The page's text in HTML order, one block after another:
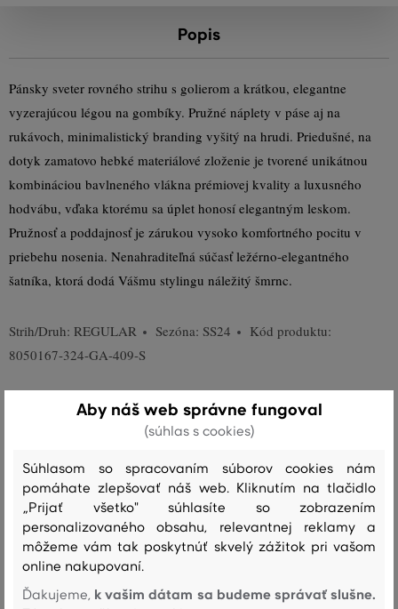
Popis
Pánsky sveter rovného strihu s golierom a krátkou, elegantne
vyzerajúcou légou na gombíky. Pružné náplety v páse aj na
rukávoch, minimalistický branding vyšitý na hrudi. Priedušné, na
dotyk zamatovo hebké materiálové zloženie je tvorené unikátnou
kombináciou bavlneného vlákna prémiovej kvality a luxusného
hodvábu, vďaka ktorému sa úplet honosí elegantným leskom.
Pružnosť a poddajnosť je zárukou vysoko komfortného pocitu v
priebehu nosenia. Nenahraditeľná súčasť ležérno-elegantného
šatníka, ktorá dodá Vášmu stylingu náležitý šmrnc.
Strih/Druh: REGULAR Sezóna: SS24
Kód produktu:
8050167-324-GA-409-S
Zloženie
vrchný materiál
BAVLNA
90 %
HODVÁB
10 %
Aby náš web správne fungoval
(súhlas s cookies)
Súhlasom so spracovaním súborov cookies nám
pomáhate zlepšovať náš web. Kliknutím na tlačidlo
„Prijať všetko" súhlasíte so zobrazením
personalizovaného obsahu, relevantnej reklamy a
môžeme vám tak poskytnúť skvelý zážitok pri vašom
online nakupovaní.
Ďakujeme, k vašim dátam sa budeme správať slušne.